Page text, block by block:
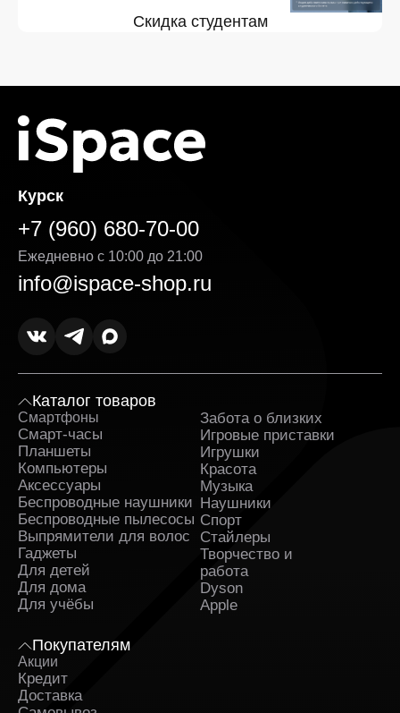
Скидка студентам
Курск
+7 (960) 680-70-00
Ежедневно с 10:00 до 21:00
info@ispace-shop.ru
Каталог товаров
Смартфоны
Смарт-часы
Планшеты
Компьютеры
Аксессуары
Беспроводные наушники
Беспроводные пылесосы
Выпрямители для волос
Гаджеты
Для детей
Для дома
Для учёбы
Забота о близких
Игровые приставки
Игрушки
Красота
Музыка
Наушники
Спорт
Стайлеры
Творчество и
работа
Dyson
Apple
Покупателям
Акции
Кредит
Доставка